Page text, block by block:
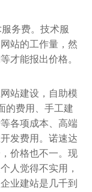
务费。技术服
站的工作量，然
才能报出价格。
站建设，自助模
的费用、手工建
各项成本、高端
发费用。诺速达
价格也不一。现
人觉得不实用，
业建站是几千到